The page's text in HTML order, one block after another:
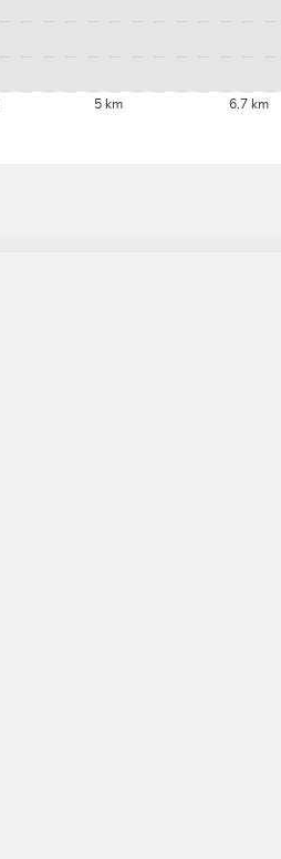
5 km 6.7 km